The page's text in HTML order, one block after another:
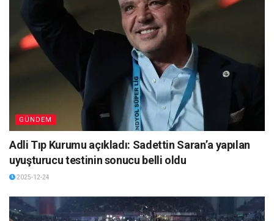
GÜNDEM
Adli Tıp Kurumu açıkladı: Sadettin Saran’a yapılan
uyuşturucu testinin sonucu belli oldu
2025-12-24